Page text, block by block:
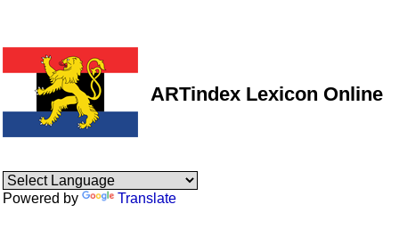
ARTindex Lexicon Online
Powered by Translate